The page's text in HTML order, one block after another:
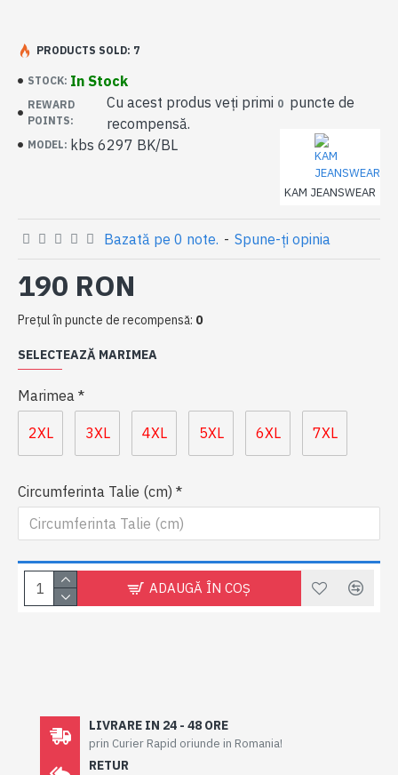
STOCK: In Stock
REWARD
POINTS:
Cu acest produs veți primi 0 puncte de
recompensă.
MODEL: kbs 6297 BK/BL
KAM JEANSWEAR
PRODUCTS SOLD: 7
Bazată pe 0 note. - Spune-ţi opinia
190 RON
Preţul în puncte de recompensă: 0
SELECTEAZĂ MARIMEA
Marimea
2XL 3XL 4XL 5XL 6XL 7XL
Circumferinta Talie (cm)
ADAUGĂ ÎN COŞ
LIVRARE IN 24 - 48 ORE
prin Curier Rapid oriunde in Romania!
RETUR